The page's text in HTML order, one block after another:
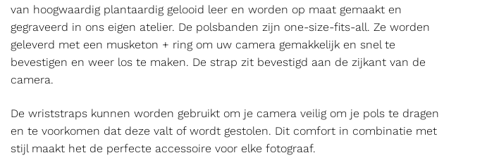
van hoogwaardig plantaardig gelooid leer en worden op maat gemaakt en
gegraveerd in ons eigen atelier. De polsbanden zijn one-size-fits-all. Ze worden
geleverd met een musketon + ring om uw camera gemakkelijk en snel te
bevestigen en weer los te maken. De strap zit bevestigd aan de zijkant van de
camera.
De wriststraps kunnen worden gebruikt om je camera veilig om je pols te dragen
en te voorkomen dat deze valt of wordt gestolen. Dit comfort in combinatie met
stijl maakt het de perfecte accessoire voor elke fotograaf.